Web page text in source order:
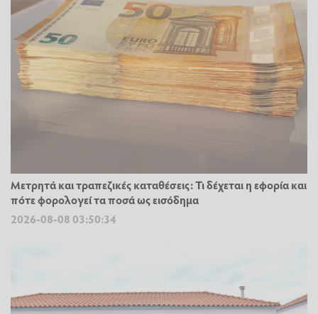
Μετρητά και τραπεζικές καταθέσεις: Τι δέχεται η εφορία και
πότε φορολογεί τα ποσά ως εισόδημα
2026-08-08 03:50:34